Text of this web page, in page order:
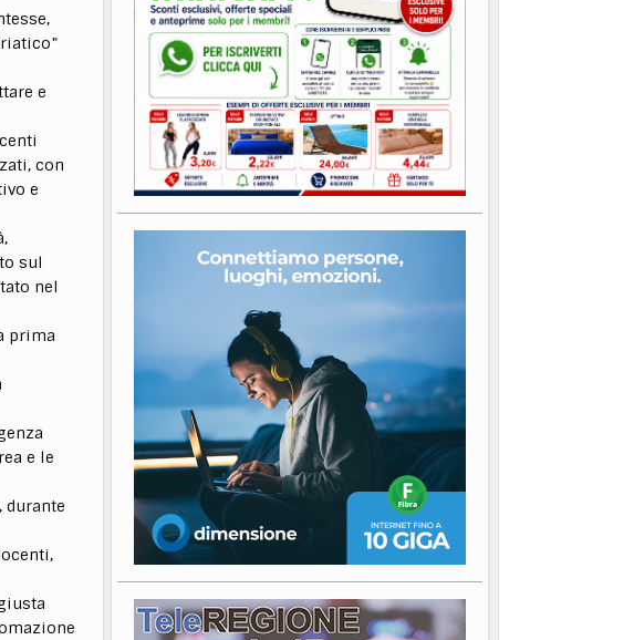
e
con
e
sul
nel
prima
e le
durante